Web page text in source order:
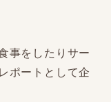
事をしたりサー
ポートとして企